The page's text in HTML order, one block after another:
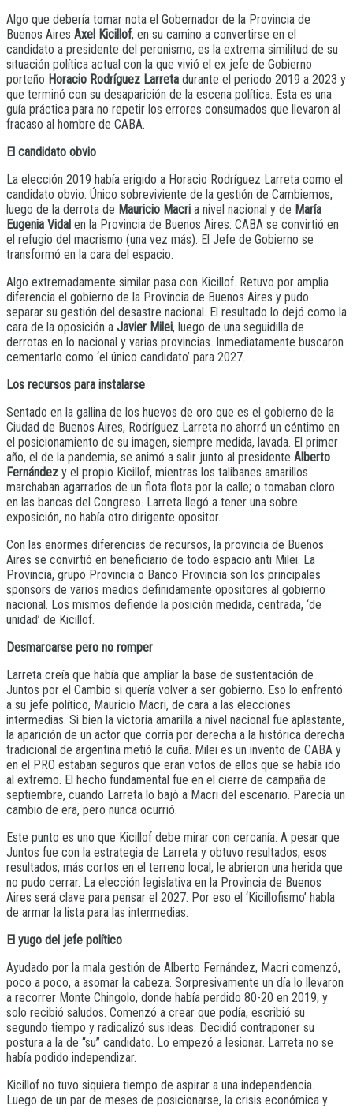
Algo que debería tomar nota el Gobernador de la Provincia de
Buenos Aires Axel Kicillof, en su camino a convertirse en el
candidato a presidente del peronismo, es la extrema similitud de su
situación política actual con la que vivió el ex jefe de Gobierno
porteño Horacio Rodríguez Larreta durante el periodo 2019 a 2023 y
que terminó con su desaparición de la escena política. Esta es una
guía práctica para no repetir los errores consumados que llevaron al
fracaso al hombre de CABA.
El candidato obvio
La elección 2019 había erigido a Horacio Rodríguez Larreta como el
candidato obvio. Único sobreviviente de la gestión de Cambiemos,
luego de la derrota de Mauricio Macri a nivel nacional y de María
Eugenia Vidal en la Provincia de Buenos Aires. CABA se convirtió en
el refugio del macrismo (una vez más). El Jefe de Gobierno se
transformó en la cara del espacio.
Algo extremadamente similar pasa con Kicillof. Retuvo por amplia
diferencia el gobierno de la Provincia de Buenos Aires y pudo
separar su gestión del desastre nacional. El resultado lo dejó como la
cara de la oposición a Javier Milei, luego de una seguidilla de
derrotas en lo nacional y varias provincias. Inmediatamente buscaron
cementarlo como ‘el único candidato’ para 2027.
Los recursos para instalarse
Sentado en la gallina de los huevos de oro que es el gobierno de la
Ciudad de Buenos Aires, Rodríguez Larreta no ahorró un céntimo en
el posicionamiento de su imagen, siempre medida, lavada. El primer
año, el de la pandemia, se animó a salir junto al presidente Alberto
Fernández y el propio Kicillof, mientras los talibanes amarillos
marchaban agarrados de un flota flota por la calle; o tomaban cloro
en las bancas del Congreso. Larreta llegó a tener una sobre
exposición, no había otro dirigente opositor.
Con las enormes diferencias de recursos, la provincia de Buenos
Aires se convirtió en beneficiario de todo espacio anti Milei. La
Provincia, grupo Provincia o Banco Provincia son los principales
sponsors de varios medios definidamente opositores al gobierno
nacional. Los mismos defiende la posición medida, centrada, ‘de
unidad’ de Kicillof.
Desmarcarse pero no romper
Larreta creía que había que ampliar la base de sustentación de
Juntos por el Cambio si quería volver a ser gobierno. Eso lo enfrentó
a su jefe político, Mauricio Macri, de cara a las elecciones
intermedias. Si bien la victoria amarilla a nivel nacional fue aplastante,
la aparición de un actor que corría por derecha a la histórica derecha
tradicional de argentina metió la cuña. Milei es un invento de CABA y
en el PRO estaban seguros que eran votos de ellos que se había ido
al extremo. El hecho fundamental fue en el cierre de campaña de
septiembre, cuando Larreta lo bajó a Macri del escenario. Parecía un
cambio de era, pero nunca ocurrió.
Este punto es uno que Kicillof debe mirar con cercanía. A pesar que
Juntos fue con la estrategia de Larreta y obtuvo resultados, esos
resultados, más cortos en el terreno local, le abrieron una herida que
no pudo cerrar. La elección legislativa en la Provincia de Buenos
Aires será clave para pensar el 2027. Por eso el ‘Kicillofismo’ habla
de armar la lista para las intermedias.
El yugo del jefe político
Ayudado por la mala gestión de Alberto Fernández, Macri comenzó,
poco a poco, a asomar la cabeza. Sorpresivamente un día lo llevaron
a recorrer Monte Chingolo, donde había perdido 80-20 en 2019, y
solo recibió saludos. Comenzó a crear que podía, escribió su
segundo tiempo y radicalizó sus ideas. Decidió contraponer su
postura a la de “su” candidato. Lo empezó a lesionar. Larreta no se
había podido independizar.
Kicillof no tuvo siquiera tiempo de aspirar a una independencia.
Luego de un par de meses de posicionarse, la crisis económica y